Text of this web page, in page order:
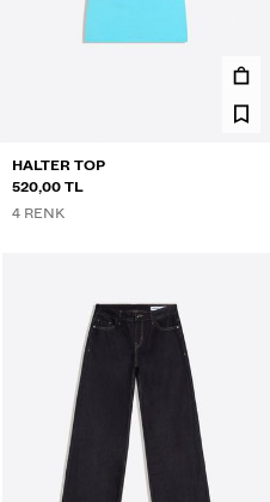
HALTER TOP
520,00 TL
4 RENK